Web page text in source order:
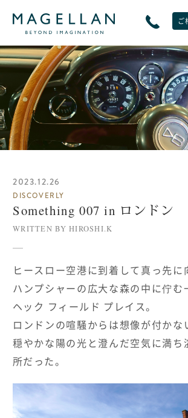
EXPERIENCE
非日常をたのしむ
JOURNAL
トラベルジャーナル
期間限定オファー
HOTELS &
MAGELLAN's Choice
ご
2023.12.26
DISCOVERLY
Something 007 in ロンドン
WRITTEN BY HIROSHI.K
ヒースロー空港に到着して真っ先に
ハンプシャーの広大な森の中に佇む
ヘック フィールド プレイス。
ロンドンの喧騒からは想像が付かな
穏やかな陽の光と澄んだ空気に満ち
所だった。